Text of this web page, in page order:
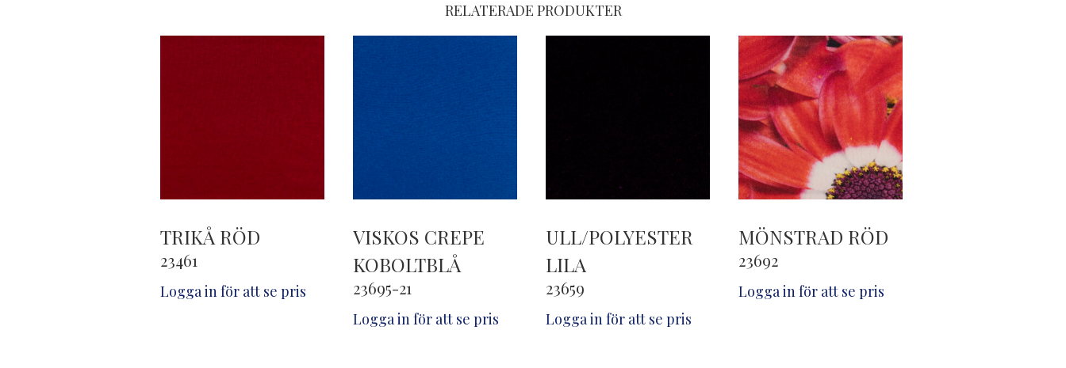
RELATERADE PRODUKTER
TRIKÅ RÖD
23461
Logga in för att se pris
VISKOS CREPE
KOBOLTBLÅ
23695-21
Logga in för att se pris
ULL/POLYESTER
LILA
23659
Logga in för att se pris
MÖNSTRAD RÖD
23692
Logga in för att se pris